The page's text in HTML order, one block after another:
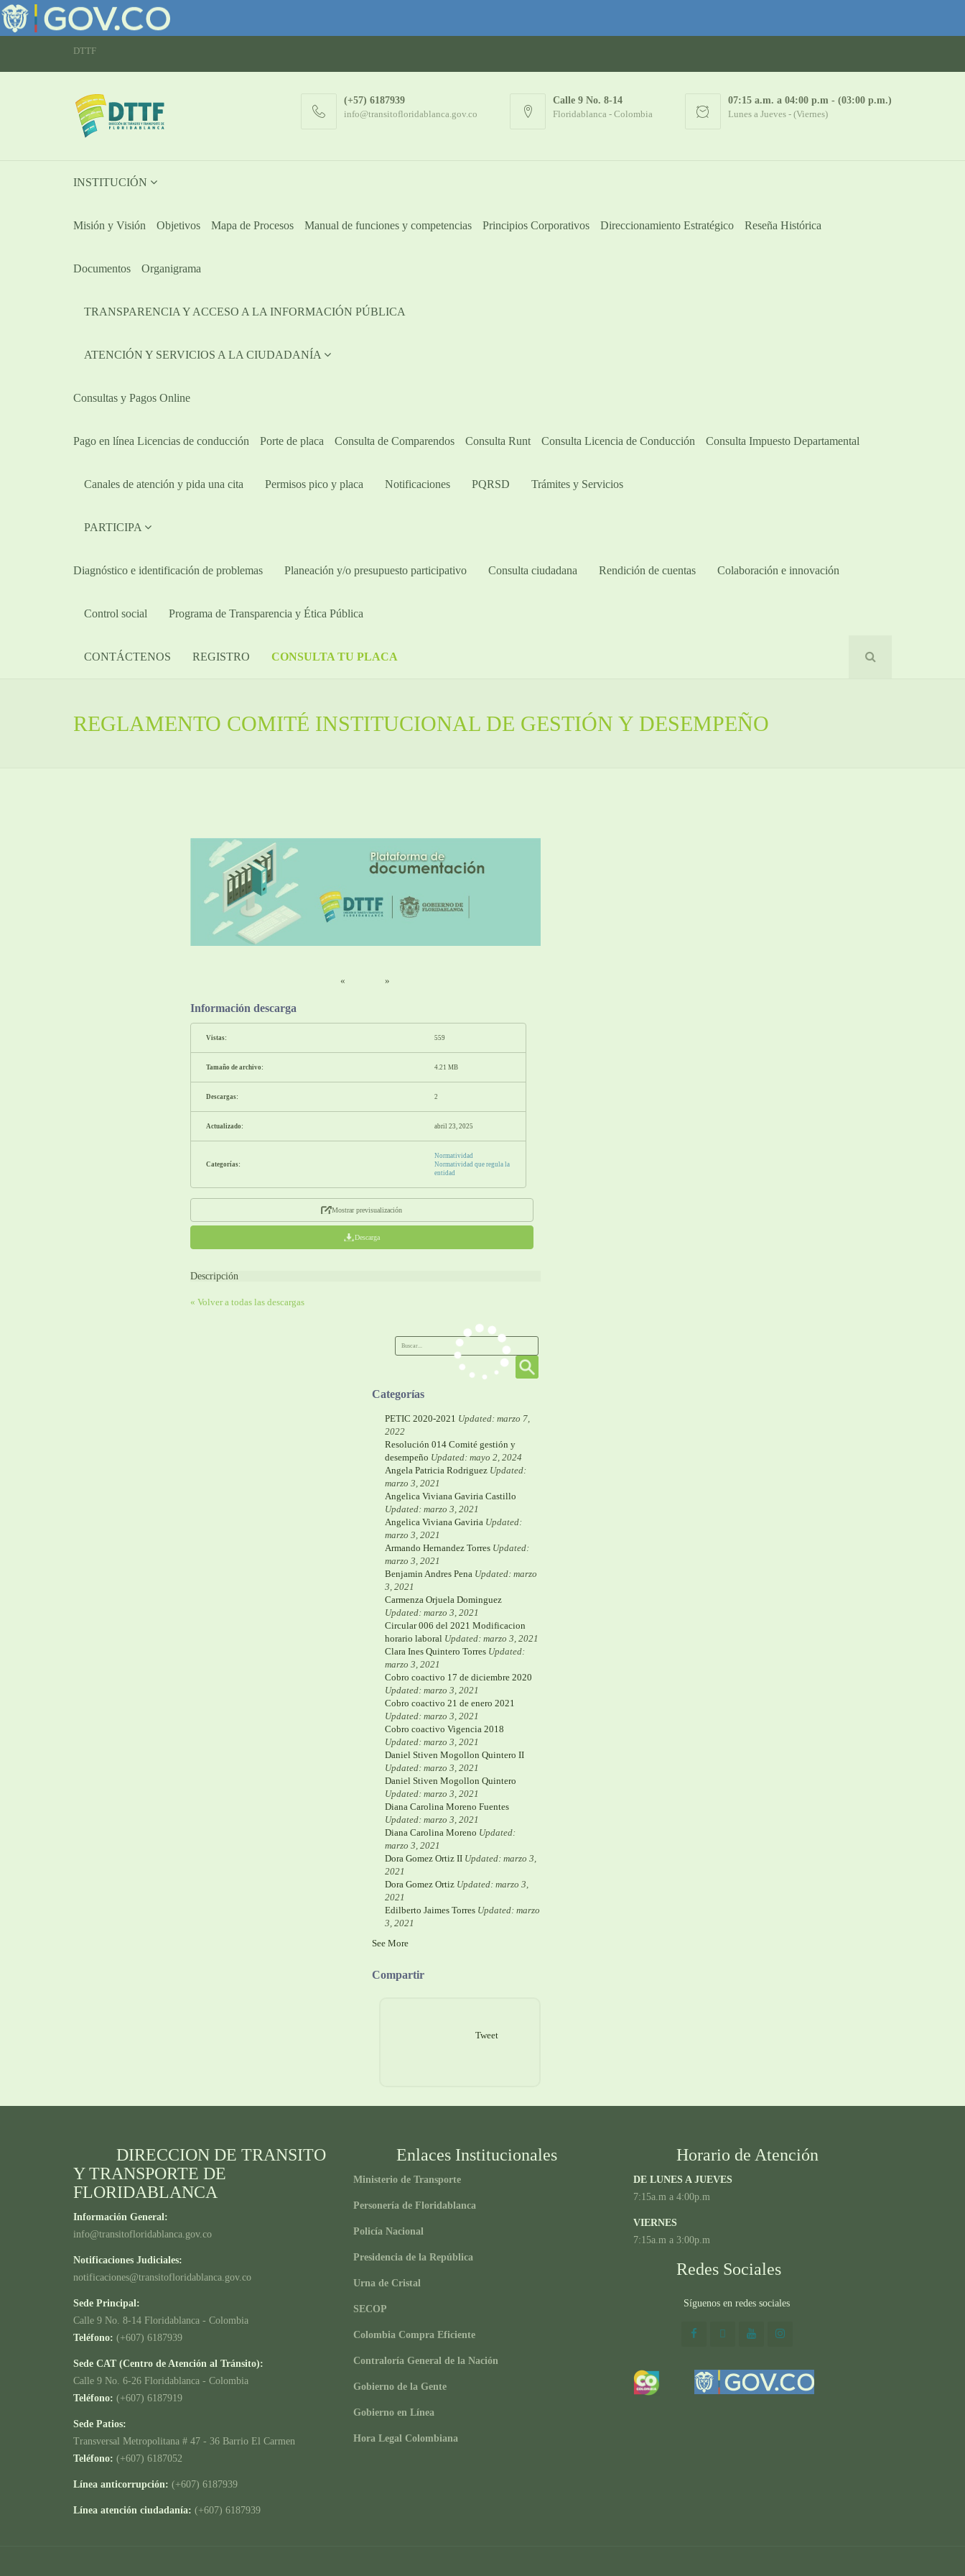
DTTF
(+57) 6187939
info@transitofloridablanca.gov.co
Calle 9 No. 8-14
Floridablanca - Colombia
07:15 a.m. a 04:00 p.m - (03:00 p.m.)
Lunes a Jueves - (Viernes)
INSTITUCIÓN
Misión y Visión Objetivos Mapa de Procesos Manual de funciones y competencias Principios Corporativos Direccionamiento Estratégico Reseña Histórica
Documentos Organigrama
TRANSPARENCIA Y ACCESO A LA INFORMACIÓN PÚBLICA
ATENCIÓN Y SERVICIOS A LA CIUDADANÍA
Consultas y Pagos Online
Pago en línea Licencias de conducción Porte de placa Consulta de Comparendos Consulta Runt Consulta Licencia de Conducción Consulta Impuesto Departamental
Canales de atención y pida una cita Permisos pico y placa Notificaciones PQRSD Trámites y Servicios
PARTICIPA
Diagnóstico e identificación de problemas Planeación y/o presupuesto participativo​ Consulta ciudadana Rendición de cuentas Colaboración e innovación
Control social Programa de Transparencia y Ética Pública
CONTÁCTENOS REGISTRO CONSULTA TU PLACA
REGLAMENTO COMITÉ INSTITUCIONAL DE GESTIÓN Y DESEMPEÑO
« »
Información descarga
Vistas: 559
Tamaño de archivo: 4.21 MB
Descargas: 2
Actualizado: abril 23, 2025
Categorías:
Normatividad
Normatividad que regula la
entidad
Mostrar previsualización
Descarga
Descripción
« Volver a todas las descargas
Categorías
PETIC 2020-2021 Updated: marzo 7,
2022
Resolución 014 Comité gestión y
desempeño Updated: mayo 2, 2024
Angela Patricia Rodriguez Updated:
marzo 3, 2021
Angelica Viviana Gaviria Castillo
Updated: marzo 3, 2021
Angelica Viviana Gaviria Updated:
marzo 3, 2021
Armando Hernandez Torres Updated:
marzo 3, 2021
Benjamin Andres Pena Updated: marzo
3, 2021
Carmenza Orjuela Dominguez
Updated: marzo 3, 2021
Circular 006 del 2021 Modificacion
horario laboral Updated: marzo 3, 2021
Clara Ines Quintero Torres Updated:
marzo 3, 2021
Cobro coactivo 17 de diciembre 2020
Updated: marzo 3, 2021
Cobro coactivo 21 de enero 2021
Updated: marzo 3, 2021
Cobro coactivo Vigencia 2018
Updated: marzo 3, 2021
Daniel Stiven Mogollon Quintero II
Updated: marzo 3, 2021
Daniel Stiven Mogollon Quintero
Updated: marzo 3, 2021
Diana Carolina Moreno Fuentes
Updated: marzo 3, 2021
Diana Carolina Moreno Updated:
marzo 3, 2021
Dora Gomez Ortiz II Updated: marzo 3,
2021
Dora Gomez Ortiz Updated: marzo 3,
2021
Edilberto Jaimes Torres Updated: marzo
3, 2021
See More
Compartir
Tweet
DIRECCION DE TRANSITO
Y TRANSPORTE DE
FLORIDABLANCA
Información General:
info@transitofloridablanca.gov.co
Notificaciones Judiciales:
notificaciones@transitofloridablanca.gov.co
Sede Principal:
Calle 9 No. 8-14 Floridablanca - Colombia
Teléfono: (+607) 6187939
Sede CAT (Centro de Atención al Tránsito):
Calle 9 No. 6-26 Floridablanca - Colombia
Teléfono: (+607) 6187919
Sede Patios:
Transversal Metropolitana # 47 - 36 Barrio El Carmen
Teléfono: (+607) 6187052
Línea anticorrupción: (+607) 6187939
Línea atención ciudadanía: (+607) 6187939
Enlaces Institucionales
Ministerio de Transporte
Personería de Floridablanca
Policía Nacional
Presidencia de la República
Urna de Cristal
SECOP
Colombia Compra Eficiente
Contraloría General de la Nación
Gobierno de la Gente
Gobierno en Línea
Hora Legal Colombiana
Horario de Atención
DE LUNES A JUEVES
7:15a.m a 4:00p.m
VIERNES
7:15a.m a 3:00p.m
Redes Sociales
Síguenos en redes sociales